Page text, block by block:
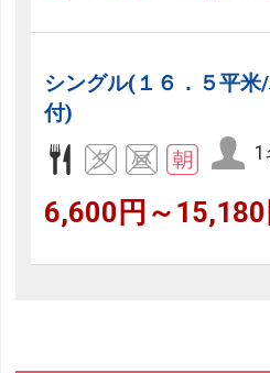
シングル(１６．５平米
付)
1
6,600円～15,180